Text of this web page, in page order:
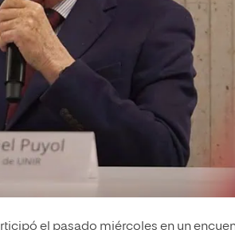
el pasado miércoles en un